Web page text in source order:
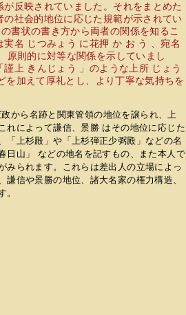
反映されていました。それをまとめた
社会的地位に応じた規範が示されてい
書状の書き方から両者の関係を知るこ
名 じつみょう に花押 か お う 、宛名
原則的に対等な関係を示していまし
上 きんじょう 」のような上所 じょう
を加えて厚礼とし、より丁寧な気持ちを
から名跡と関東管領の地位を譲られ、上
れによって謙信、景勝 はその地位に応じた
「上杉殿」や「上杉弾正少弼殿」などの名
日山」 などの地名を記すもの、また本人で
みられます。これらは差出人の立場によっ
信や景勝の地位、諸大名家の権力構造、
。